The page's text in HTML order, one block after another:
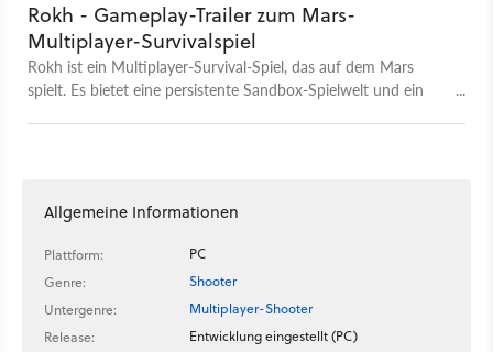
Rokh - Gameplay-Trailer zum Mars-
Multiplayer-Survivalspiel
Rokh ist ein Multiplayer-Survival-Spiel, das auf dem Mars
spielt. Es bietet eine persistente Sandbox-Spielwelt und ein
Allgemeine Informationen
Plattform:
PC
Genre:
Shooter
Untergenre:
Multiplayer-Shooter
Release:
Entwicklung eingestellt (PC)